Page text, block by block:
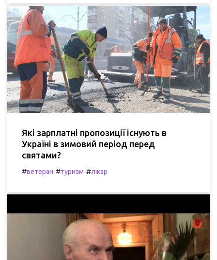
Які зарплатні пропозиції існують в
Україні в зимовий період перед
святами?
#ветеран #туризм #лікар